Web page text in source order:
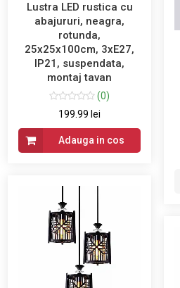
Lustra LED rustica cu
abajururi, neagra,
rotunda,
25x25x100cm, 3xE27,
IP21, suspendata,
montaj tavan
(0)
199.99 lei
Adauga in cos